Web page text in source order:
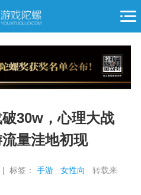
推广
30w，心理大战
量洼地初现
| 标签：手游 女性向 转载来